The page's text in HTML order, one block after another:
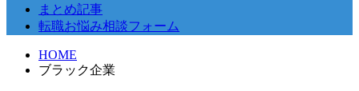
まとめ記事
転職お悩み相談フォーム
HOME
ブラック企業